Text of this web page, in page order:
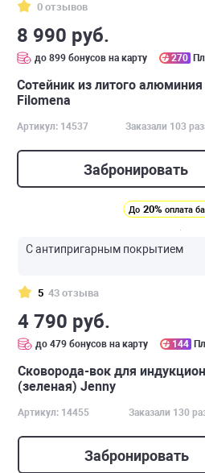
0 отзывов
8 990 руб.
до 899 бонусов на карту 270
Сотейник из литого
Filomena
Артикул: 14537 Заказали 103
Забронировать
До 20% оплата
С антипригарным покрытием
5 43 отзыва
4 790 руб.
до 479 бонусов на карту 144
Сковорода-вок для
(зеленая) Jenny
Артикул: 14455 Заказали 130
Забронировать